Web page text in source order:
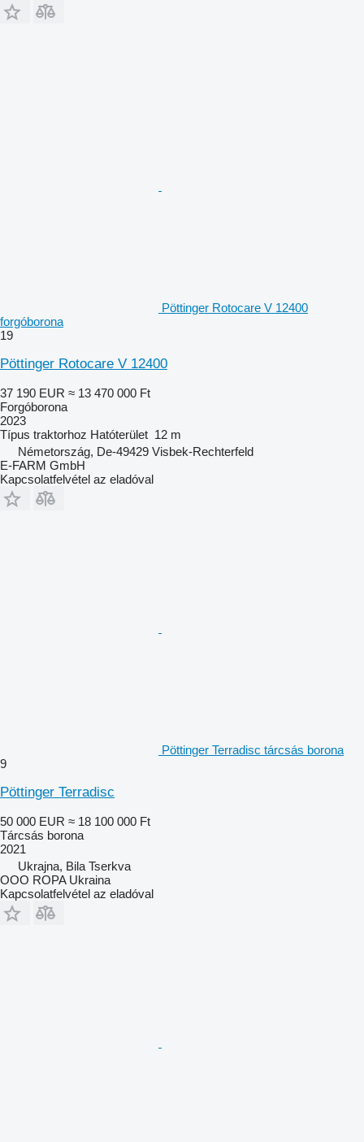
Pöttinger Rotocare V 12400
forgóborona
19
Pöttinger Rotocare V 12400
37 190 EUR ≈ 13 470 000 Ft
Forgóborona
2023
Típus traktorhoz Hatóterület 12 m
Németország, De-49429 Visbek-Rechterfeld
E-FARM GmbH
Kapcsolatfelvétel az eladóval
Pöttinger Terradisc tárcsás borona
9
Pöttinger Terradisc
50 000 EUR ≈ 18 100 000 Ft
Tárcsás borona
2021
Ukrajna, Bila Tserkva
OOO ROPA Ukraina
Kapcsolatfelvétel az eladóval